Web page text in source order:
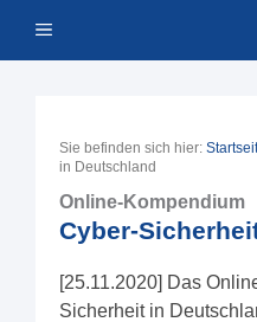
Inhalt Menü
Sie befinden sich hier:
in Deutschland
Online-Kompendium
Cyber-
[25.11.2020] Das
Sicherheit in